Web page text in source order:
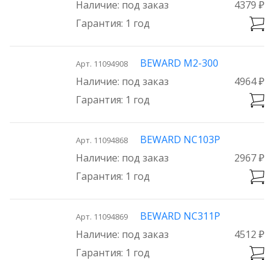
под заказ
4379 ₽
1 год
под заказ
Арт. 11094908
BEWARD M2-300
4964 ₽
1 год
под заказ
Арт. 11094868
BEWARD NC103P
2967 ₽
1 год
под заказ
Арт. 11094869
BEWARD NC311P
4512 ₽
1 год